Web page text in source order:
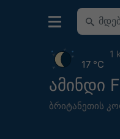
ამინდი
ბრიტანეთის
17 °C
1